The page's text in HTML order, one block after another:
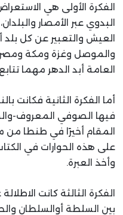
الفكرة الأولى هي
البدوي عبر الأمصار
العيش والتعبير عن كل بلد
والموصل وغزة ومكة ومصر
العامة أبد الدهر مهما
أما الفكرة الثانية
فيها الصوفي المعروف-
المقام أخيرًا في طنطا من
على هذه الحوارات في
وأخذ العبرة.
الفكرة الثالثة كانت
بين السلطة أوالسلطان